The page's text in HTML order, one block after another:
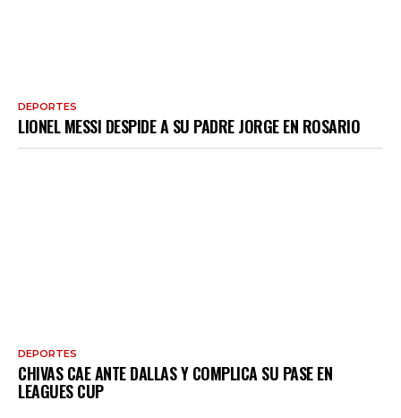
DEPORTES
LIONEL MESSI DESPIDE A SU PADRE JORGE EN ROSARIO
DEPORTES
CHIVAS CAE ANTE DALLAS Y COMPLICA SU PASE EN
LEAGUES CUP